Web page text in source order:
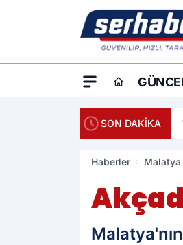
SON DAKİKA
Haberler Malatya